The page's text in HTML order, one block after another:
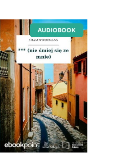
AUDIOBOOK